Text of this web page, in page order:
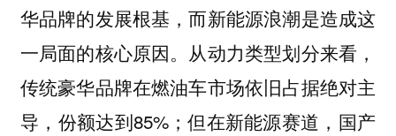
华品牌的发展根基，而新能源浪潮是造成这
一局面的核心原因。从动力类型划分来看，
传统豪华品牌在燃油车市场依旧占据绝对主
导，份额达到85%；但在新能源赛道，国产